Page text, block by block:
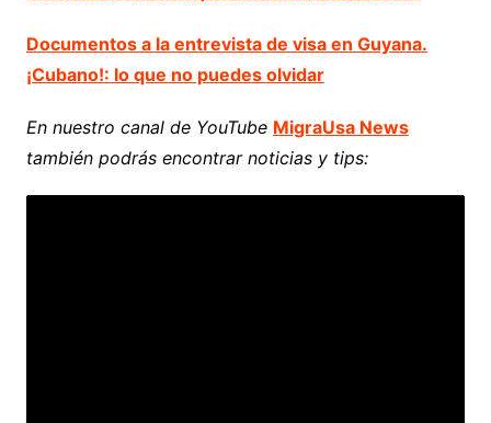
Documentos a la entrevista de visa en Guyana.
¡Cubano!: lo que no puedes olvidar
En nuestro canal de YouTube MigraUsa News
también podrás encontrar noticias y tips: